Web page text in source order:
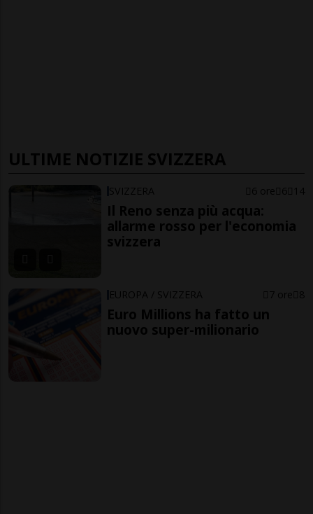
ULTIME NOTIZIE SVIZZERA
SVIZZERA 6 ore 6 14
Il Reno senza più acqua:
allarme rosso per l'economia
svizzera
EUROPA / SVIZZERA 7 ore 8
Euro Millions ha fatto un
nuovo super-milionario